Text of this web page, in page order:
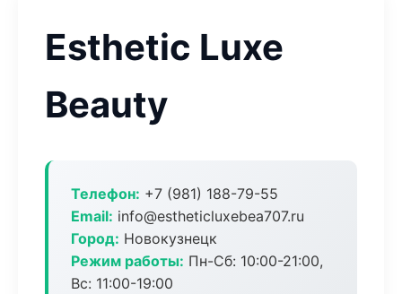
Esthetic Luxe
Beauty
Телефон: +7 (981) 188-79-55
Email: info@estheticluxebea707.ru
Город: Новокузнецк
Режим работы: Пн-Сб: 10:00-21:00,
Вс: 11:00-19:00